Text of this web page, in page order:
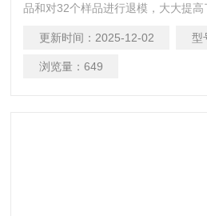
品和对32个样品进行退模，大大提
究，应用非常广泛,使用简单、方便
校进行自行科学制样研究的重要辅助
更新时间： 2025-12-02 型
浏览量： 649